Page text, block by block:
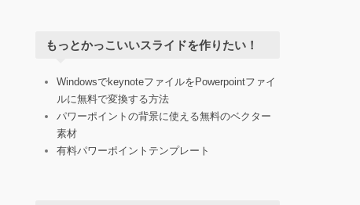
もっとかっこいいスライドを作りたい！
WindowsでkeynoteファイルをPowerpointファイ
ルに無料で変換する方法
パワーポイントの背景に使える無料のベクター
素材
有料パワーポイントテンプレート